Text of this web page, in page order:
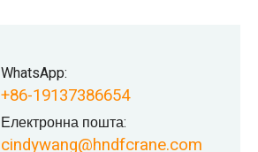
WhatsApp:
+86-19137386654
Електронна пошта:
cindywang@hndfcrane.com